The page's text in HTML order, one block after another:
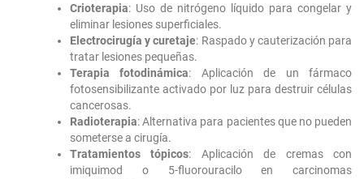
Crioterapia: Uso de nitrógeno líquido para congelar y
eliminar lesiones superficiales.
Electrocirugía y curetaje: Raspado y cauterización para
tratar lesiones pequeñas.
Terapia fotodinámica: Aplicación de un fármaco
fotosensibilizante activado por luz para destruir células
cancerosas.
Radioterapia: Alternativa para pacientes que no pueden
someterse a cirugía.
Tratamientos tópicos: Aplicación de cremas con
imiquimod o 5-fluorouracilo en carcinomas